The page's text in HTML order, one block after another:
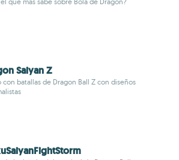
Saiyan Z
con batallas de Dragon Ball Z con diseños